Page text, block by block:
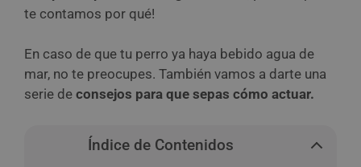
te contamos por qué!
En caso de que tu perro ya haya bebido agua de
mar, no te preocupes. También vamos a darte una
serie de consejos para que sepas cómo actuar.
Índice de Contenidos